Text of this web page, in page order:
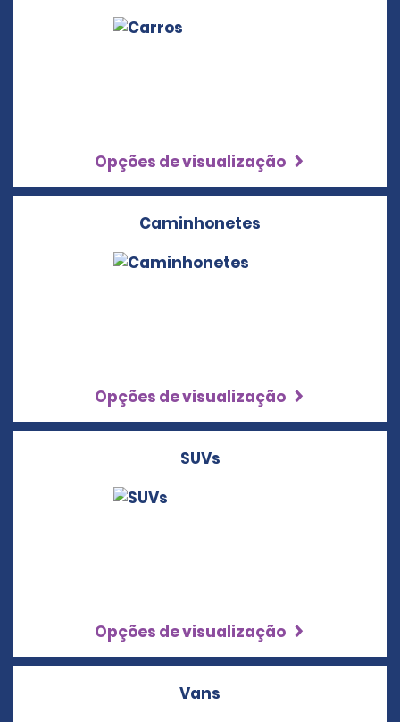
Opções de visualização
Caminhonetes
Opções de visualização
SUVs
Opções de visualização
Vans